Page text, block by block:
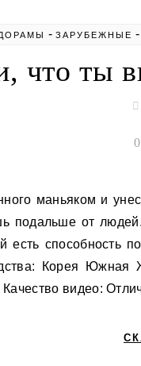
-ЗАРУБЕЖНЫЕ
что ты
подальше от
есть способность
Корея Южная
видео: